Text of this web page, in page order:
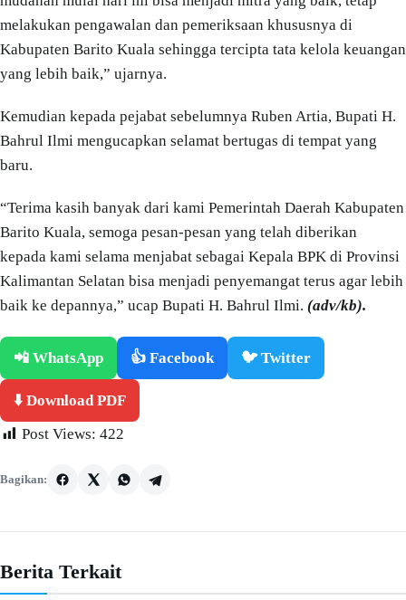
melakukan pengawalan dan pemeriksaan khususnya di
Kabupaten Barito Kuala sehingga tercipta tata kelola keuangan
yang lebih baik,” ujarnya.
Kemudian kepada pejabat sebelumnya Ruben Artia, Bupati H.
Bahrul Ilmi mengucapkan selamat bertugas di tempat yang
baru.
“Terima kasih banyak dari kami Pemerintah Daerah Kabupaten
Barito Kuala, semoga pesan-pesan yang telah diberikan
kepada kami selama menjabat sebagai Kepala BPK di Provinsi
Kalimantan Selatan bisa menjadi penyemangat terus agar lebih
baik ke depannya,” ucap Bupati H. Bahrul Ilmi. (adv/kb).
📲 WhatsApp 👍 Facebook 🐦 Twitter
⬇️ Download PDF
Post Views: 422
Bagikan:
Berita Terkait